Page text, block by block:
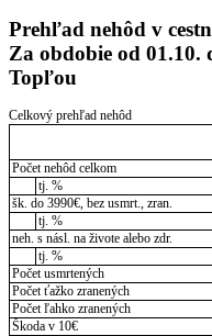
Prehľad nehôd v
Za obdobie od
Topľou
Celkový prehľad nehôd
Počet nehôd celkom
tj. %
šk. do 3990€, bez usmrt., zran.
tj. %
neh. s násl. na živote alebo zdr.
tj. %
Počet usmrtených
Počet ťažko zranených
Počet ľahko zranených
Škoda v 10€